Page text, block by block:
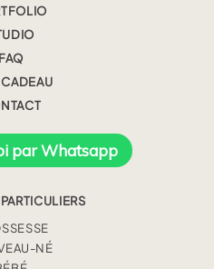
FAQ
par Whatsapp
NÉ